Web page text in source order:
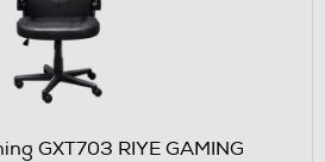
GXT703 RIYE GAMING